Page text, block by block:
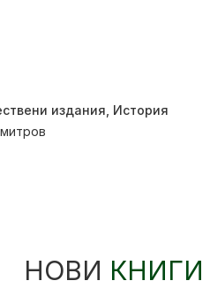
издания История
НОВИ КНИГИ